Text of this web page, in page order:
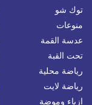
توك شو
منوعات
عدسة القمة
تحت القبة
رياضة محلية
رياضة لايت
ازياء وموضة